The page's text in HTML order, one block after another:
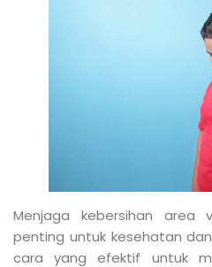
Menjaga kebersihan area
penting untuk kesehatan
cara yang efektif untuk